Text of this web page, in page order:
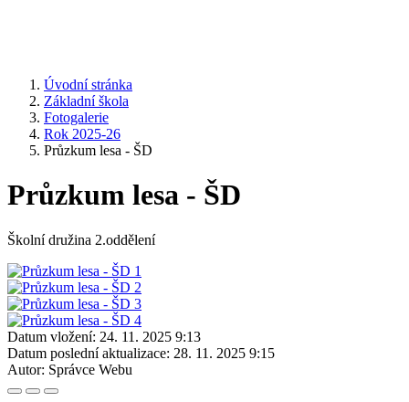
Úvodní stránka
Základní škola
Fotogalerie
Rok 2025-26
Průzkum lesa - ŠD
Průzkum lesa - ŠD
Školní družina 2.oddělení
Datum vložení: 24. 11. 2025 9:13
Datum poslední aktualizace: 28. 11. 2025 9:15
Autor: Správce Webu